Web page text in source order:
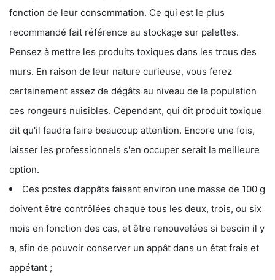
fonction de leur consommation. Ce qui est le plus
recommandé fait référence au stockage sur palettes.
Pensez à mettre les produits toxiques dans les trous des
murs. En raison de leur nature curieuse, vous ferez
certainement assez de dégâts au niveau de la population
ces rongeurs nuisibles. Cependant, qui dit produit toxique
dit qu'il faudra faire beaucoup attention. Encore une fois,
laisser les professionnels s'en occuper serait la meilleure
option.
Ces postes d’appâts faisant environ une masse de 100 g
doivent être contrôlées chaque tous les deux, trois, ou six
mois en fonction des cas, et être renouvelées si besoin il y
a, afin de pouvoir conserver un appât dans un état frais et
appétant ;